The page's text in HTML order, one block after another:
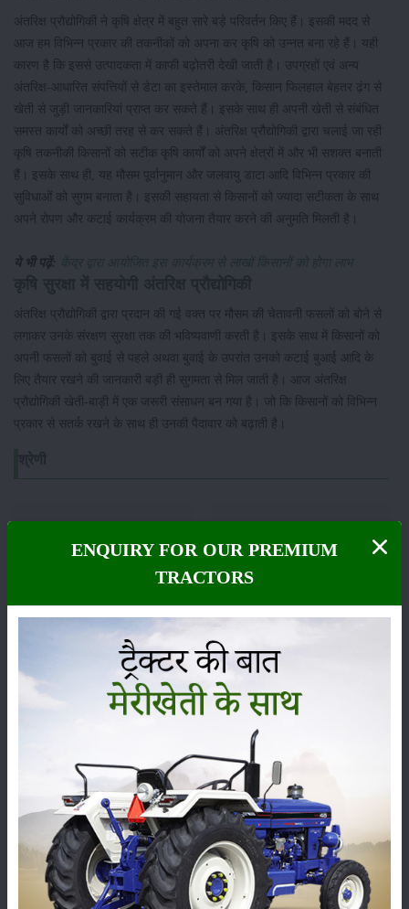
अंतरिक्ष प्रौद्योगिकी ने कृषि क्षेत्र में बहुत सारे बड़े परिवर्तन किए हैं। इसकी मदद से
आज हम विभिन्न प्रकार की तकनीकों को अपना कर कृषि को उन्नत बना रहे हैं। यही
कारण है कि इससे उत्पादकता में काफी बढ़ोतरी देखी जाती है। उपग्रहों एवं अन्य
अंतरिक्ष-आधारित संपत्तियों से डेटा का इस्तेमाल करके, किसान फिलहाल बेहतर ढ़ंग से
खेती से जुड़ी जानकारियां प्राप्त कर सकते हैं। इसके साथ ही अपनी खेती से संबंधित
समस्त कार्यों को अच्छी तरह से कर सकते हैं। अंतरिक्ष प्रौद्योगिकी द्वारा चलाई जा रही
कृषि तकनीकी किसानों को सटीक कृषि कार्यों को अपने क्षेत्रों में और भी सशक्त बनाती
हैं। इसके साथ ही, यह मौसम पूर्वानुमान और जलवायु डाटा आदि विभिन्न प्रकार की
सुविधाओं को सुगम बनाता है। इसकी सहायता से किसानों को ज्यादा सटीकता के साथ
अपने रोपण और कटाई कार्यक्रम की योजना तैयार करने की अनुमति मिलती है।
ये भी पढ़ें: केंद्र द्वारा आयोजित इस कार्यक्रम से लाखों किसानों को होगा लाभ
अंतरिक्ष प्रौद्योगिकी द्वारा प्रदान की गई वक्त पर मौसम की चेतावनी फसलों को बोने से
लगाकर उनके संरक्षण सुरक्षा तक की भविष्यवाणी करती है। इसके साथ में किसानों को
अपनी फसलों को बुवाई से पहले अथवा बुवाई के उपरांत उनको कटाई बुआई आदि के
लिए तैयार रखने की जानकारी बड़ी ही सुगमता से मिल जाती है। आज अंतरिक्ष
प्रौद्योगिकी खेती-बाड़ी में एक जरूरी संसाधन बन गया है। जो कि किसानों को विभिन्न
प्रकार से सतर्क रखने के साथ ही उनकी पैदावार को बढ़ाती है।
कीटनाशक
कृषि यंत्र
सम्पादकीय अन्य
ENQUIRY FOR OUR PREMIUM
TRACTORS